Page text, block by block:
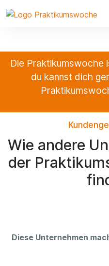
Die Praktikumswoche
du kannst dich
Wie andere
der
Diese Unternehmen